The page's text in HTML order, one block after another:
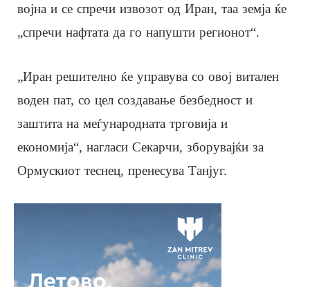
војна и се спречи извозот од Иран, таа земја ќе
„спречи нафтата да го напушти регионот“.
„Иран решително ќе управува со овој витален
воден пат, со цел создавање безбедност и
заштита на меѓународната трговија и
економија“, нагласи Секарчи, зборувајќи за
Ормускиот теснец, пренесува Танјуг.